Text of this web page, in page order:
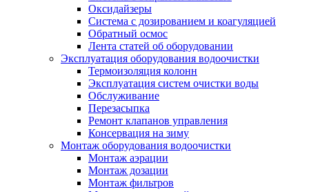
Оксидайзеры
Система с дозированием и коагуляцией
Обратный осмос
Лента статей об оборудовании
Эксплуатация оборудования водоочистки
Термоизоляция колонн
Эксплуатация систем очистки воды
Обслуживание
Перезасыпка
Ремонт клапанов управления
Консервация на зиму
Монтаж оборудования водоочистки
Монтаж аэрации
Монтаж дозации
Монтаж фильтров